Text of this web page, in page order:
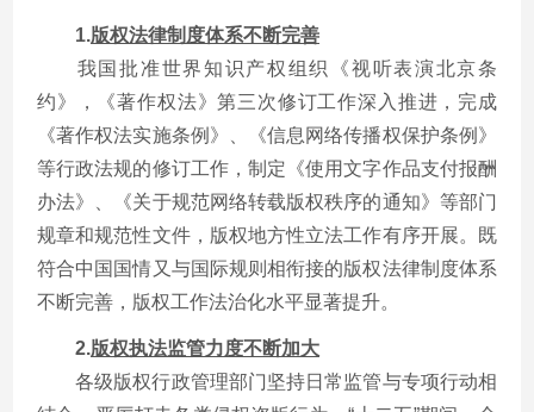
1.版权法律制度体系不断完善
我国批准世界知识产权组织《视听表演北京条
约》，《著作权法》第三次修订工作深入推进，完成
《著作权法实施条例》、《信息网络传播权保护条例》
等行政法规的修订工作，制定《使用文字作品支付报酬
办法》、《关于规范网络转载版权秩序的通知》等部门
规章和规范性文件，版权地方性立法工作有序开展。既
符合中国国情又与国际规则相衔接的版权法律制度体系
不断完善，版权工作法治化水平显著提升。
2.版权执法监管力度不断加大
各级版权行政管理部门坚持日常监管与专项行动相